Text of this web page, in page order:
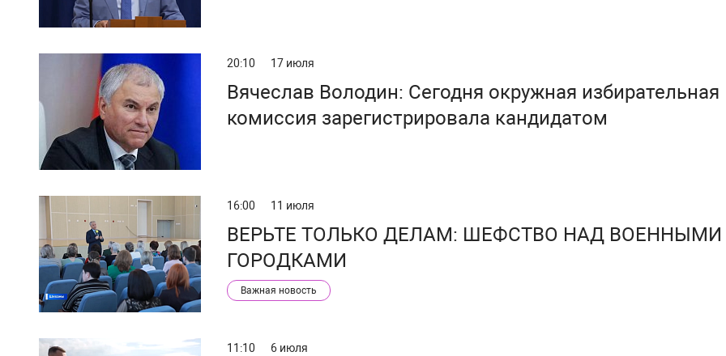
20:10 17 июля
Вячеслав Володин: Сегодня окружная избирательная
комиссия зарегистрировала кандидатом
16:00 11 июля
ВЕРЬТЕ ТОЛЬКО ДЕЛАМ: ШЕФСТВО НАД ВОЕННЫМИ
ГОРОДКАМИ
Важная новость
11:10 6 июля